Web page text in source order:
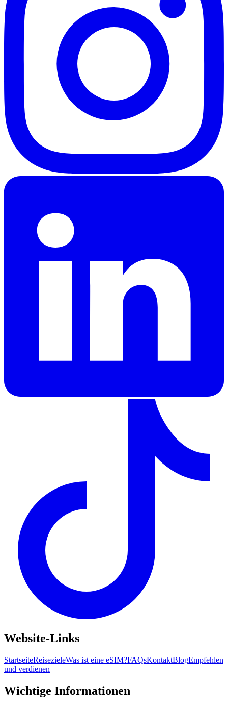
Website-Links
StartseiteReisezieleWas ist eine eSIM?FAQsKontaktBlogEmpfehlen
und verdienen
Wichtige Informationen